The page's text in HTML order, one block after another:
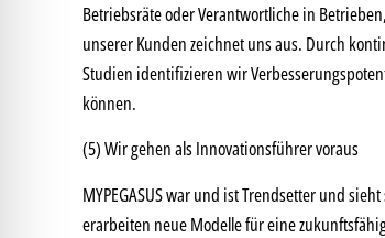
Betriebsräte oder Verantwortliche in
unserer Kunden zeichnet uns aus. Durch
Studien identifizieren wir
können.
(5) Wir gehen als Innovationsführer voraus
MYPEGASUS war und ist Trendsetter und
erarbeiten neue Modelle für eine